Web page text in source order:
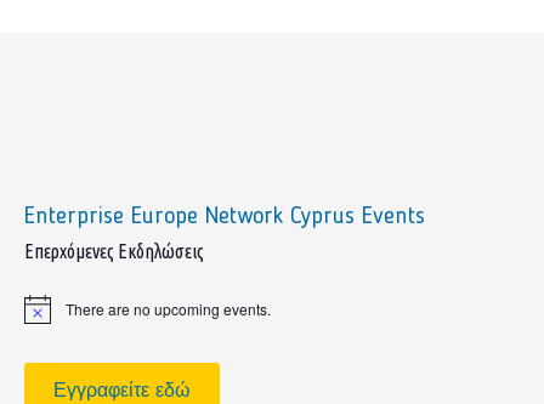
Enterprise Europe Network Cyprus Events
sidebar
Επερχόμενες Εκδηλώσεις
Notice There are no upcoming events.
Εγγραφείτε εδώ